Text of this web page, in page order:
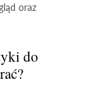
oraz
do